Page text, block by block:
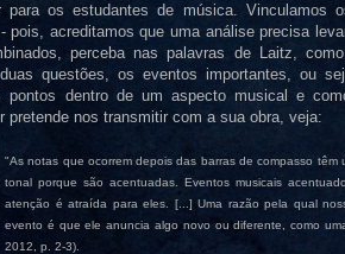
para os estudantes de música. Vinculamos
pois, acreditamos que uma análise precisa
perceba nas palavras de Laitz,
questões, os eventos importantes, ou
pontos dentro de um aspecto musical e
pretende nos transmitir com a sua obra, veja:
"As notas que ocorrem depois das barras de compasso têm
tonal porque são acentuadas. Eventos musicais
atenção é atraída para eles. [...] Uma razão pela qual
evento é que ele anuncia algo novo ou diferente, como
2012, p. 2-3).